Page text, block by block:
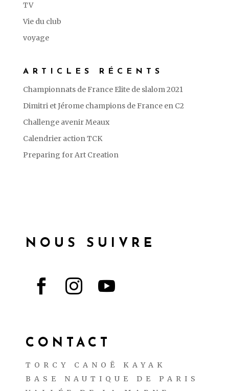
TV
Vie du club
voyage
ARTICLES RÉCENTS
Championnats de France Elite de slalom 2021
Dimitri et Jérome champions de France en C2
Challenge avenir Meaux
Calendrier action TCK
Preparing for Art Creation
NOUS SUIVRE
  
CONTACT
TORCY CANOË KAYAK
BASE NAUTIQUE DE PARIS